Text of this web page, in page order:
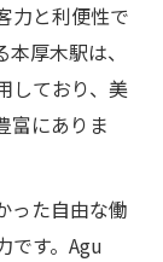
力と利便性で
厚木駅は、
しており、美
富にありま
った自由な働
です。Agu